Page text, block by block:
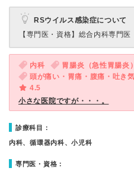
RSウイルス感染症について
【専門医・資格】 総合内科専門医
内科
胃腸炎（急性胃腸炎）
4.5
小さな医院ですが・・・。
診療科目：
内科、循環器内科、小児科
専門医・資格：